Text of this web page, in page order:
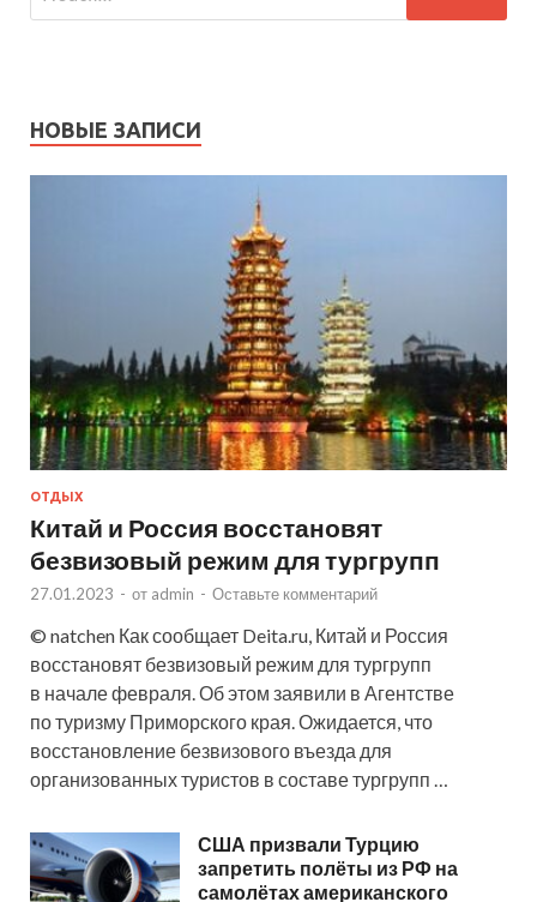
НОВЫЕ ЗАПИСИ
ОТДЫХ
Китай и Россия восстановят
безвизовый режим для тургрупп
27.01.2023 - от admin - Оставьте комментарий
© natchen Как сообщает Deita.ru, Китай и Россия
восстановят безвизовый режим для тургрупп
в начале февраля. Об этом заявили в Агентстве
по туризму Приморского края. Ожидается, что
восстановление безвизового въезда для
организованных туристов в составе тургрупп …
США призвали Турцию
запретить полёты из РФ на
самолётах американского